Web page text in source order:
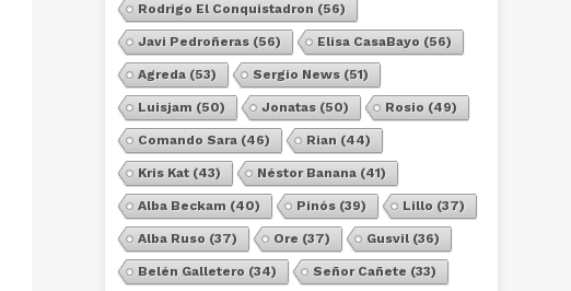
Rodrigo El Conquistadron (56)
Javi Pedroñeras (56) Elisa CasaBayo (56)
Agreda (53) Sergio News (51)
Luisjam (50) Jonatas (50) Rosio (49)
Comando Sara (46) Rian (44)
Kris Kat (43) Néstor Banana (41)
Alba Beckam (40) Pinós (39) Lillo (37)
Alba Ruso (37) Ore (37) Gusvil (36)
Belén Galletero (34) Señor Cañete (33)